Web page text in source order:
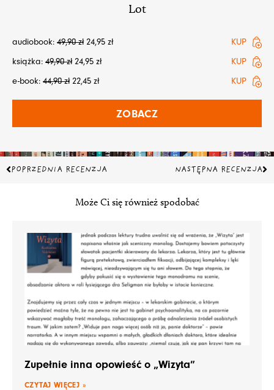
Lot
audiobook: 49,90zł 24,95 zł
KUP
książka: 49,90zł 24,95 zł
KUP
e-book: 44,90zł 22,45 zł KUP
ZOBACZ
Prev
POPRZEDNIA RECENZJA NASTĘPNA RECENZJA
Może Ci się również spodobać
Zupełnie inna opowieść o „Wizyta”
CZYTAJ WIĘCEJ »